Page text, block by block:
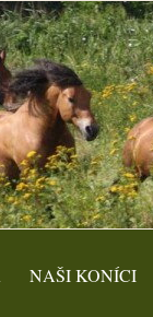
NAŠI KONÍCI